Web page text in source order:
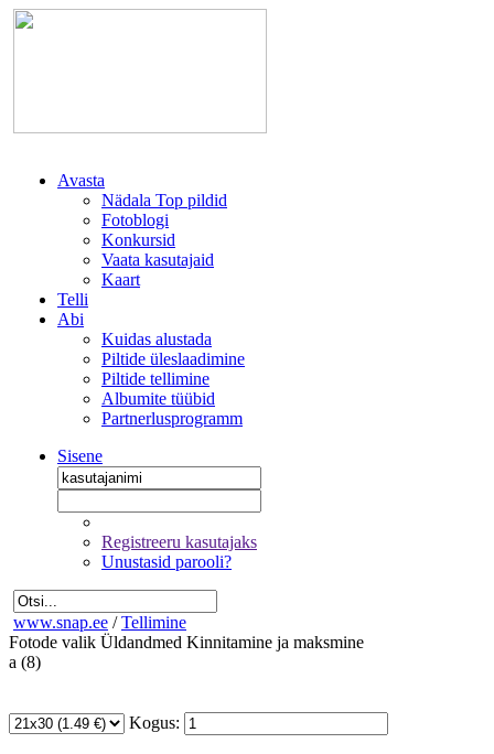
Avasta
Nädala Top pildid
Fotoblogi
Konkursid
Vaata kasutajaid
Kaart
Telli
Abi
Kuidas alustada
Piltide üleslaadimine
Piltide tellimine
Albumite tüübid
Partnerlusprogramm
Sisene
Registreeru kasutajaks
Unustasid parooli?
www.snap.ee / Tellimine
Fotode valik Üldandmed Kinnitamine ja maksmine
a (8)
Kogus: